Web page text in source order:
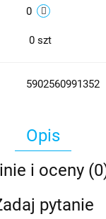
0
0 szt
5902560991352
Opis
i oceny
pytanie